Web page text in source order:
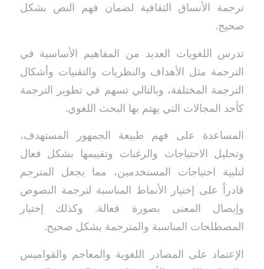
ترجمة الأنساق الثقافية لضمان فهم النص بشكل
صحيح.
تدرس اللغويات العديد من المفاهيم الأساسية في
الترجمة مثل الأهداف والنظريات والتقنيات وأشكال
الترجمة المختلفة، وبالتالي تسهم في تطوير الترجمة
كأحد المجالات التي يهتم بها البحث اللغوي.
المساعدة على فهم طبيعة الجمهور المستهدف،
وتحليل الاحتياجات والرغبات وتقييمها بشكل فعال
لتلبية احتياجات المستخدمين، مما يجعل المترجم
قادراً على إختيار الأنماط المناسبة لترجمة النصوص
وإيصال المعنى بصورة فعالة. وكذلك إختيار
المصطلحات المناسبة والمترجمة بشكل صحيح.
الإعتماد على المصادر اللغوية والمعاجم والقواميس